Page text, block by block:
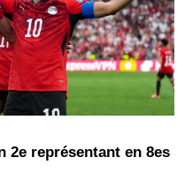
2e représentant en 8es